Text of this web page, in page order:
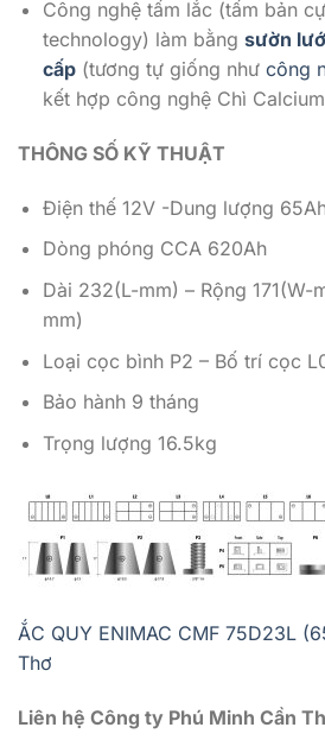
Công nghệ tấm lắc (tấm bản
technology) làm bằng sườn
cấp(tương tự giống như công
kết hợp công nghệ Chì
THÔNG SỐ KỸ THUẬT
Điện thế 12V -Dung lượng
Dòng phóng CCA 620Ah
Dài 232(L-mm) – Rộng 171(W-
mm)
Loại cọc bình P2 – Bố trí cọc
Bảo hành 9 tháng
Trọng lượng 16.5kg
ẮC QUY ENIMAC CMF 75D23L
Thơ
Liên hệ Công ty Phú Minh Cần